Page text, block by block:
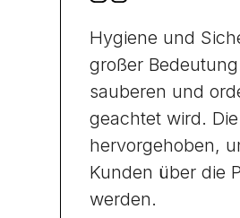
Hygiene und
großer
sauberen und
geachtet wird.
hervorgehoben,
Kunden über die
werden.